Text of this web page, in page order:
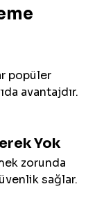
popüler
avantajdır.
Yok
zorunda
sağlar.